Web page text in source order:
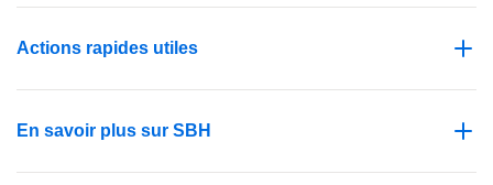
Actions rapides utiles
En savoir plus sur SBH